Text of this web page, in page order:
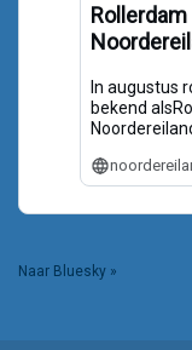
In augustus
bekend
Naar Bluesky »